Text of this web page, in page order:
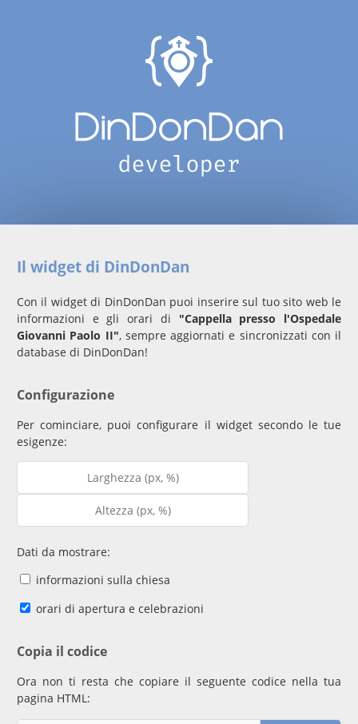
Il widget di DinDonDan
Con il widget di DinDonDan puoi inserire sul tuo sito web le
informazioni e gli orari di "Cappella presso l'Ospedale
Giovanni Paolo II", sempre aggiornati e sincronizzati con il
database di DinDonDan!
Configurazione
Per cominciare, puoi configurare il widget secondo le tue
esigenze:
Dati da mostrare:
informazioni sulla chiesa
orari di apertura e celebrazioni
Copia il codice
Ora non ti resta che copiare il seguente codice nella tua
pagina HTML: